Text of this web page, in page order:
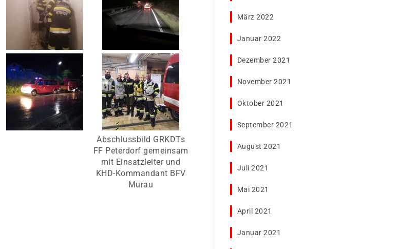
Abschlussbild GRKDTs
FF Peterdorf gemeinsam
mit Einsatzleiter und
KHD-Kommandant BFV
Murau
März 2022
Januar 2022
Dezember 2021
November 2021
Oktober 2021
September 2021
August 2021
Juli 2021
Mai 2021
April 2021
Januar 2021